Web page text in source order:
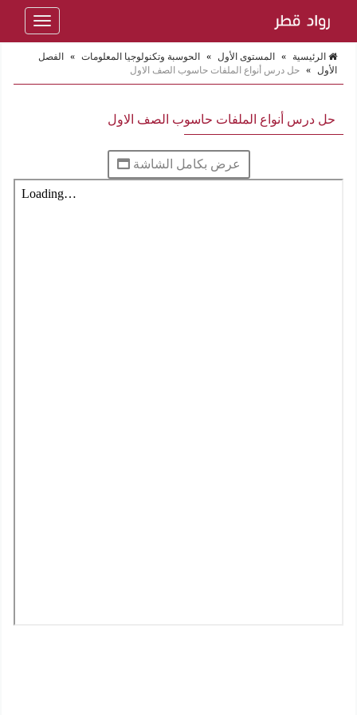
Toggle
الرئيسية » المستوى الأول » الحوسبة وتكنولوجيا المعلومات »
الفصل
الأول » حل درس أنواع الملفات حاسوب الصف الاول
حل درس أنواع الملفات حاسوب الصف الاول
عرض بكامل الشاشة